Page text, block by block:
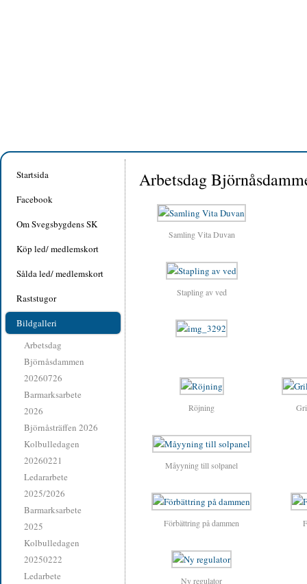
Startsida
Facebook
Om Svegsbygdens SK
Köp led/ medlemskort
Sålda led/ medlemskort
Raststugor
Bildgalleri
Arbetsdag
Björnåsdammen
20260726
Barmarksarbete
2026
Björnåsträffen 2026
Kolbulledagen
20260221
Ledararbete
2025/2026
Barmarksarbete
2025
Kolbulledagen
20250222
Ledarbete
Arbetsdag
Samling Vita Duvan
Stapling av ved
Röjning
Måyyning till solpanel
Förbättring på dammen
Ny regulator